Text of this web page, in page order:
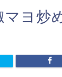
マヨ炒